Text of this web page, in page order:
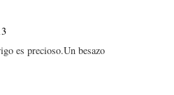
es precioso.Un besazo